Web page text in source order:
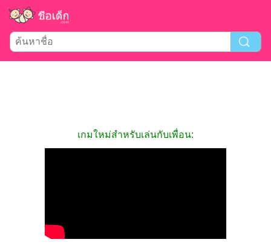
เกมใหม่สำหรับเล่นกับเพื่อน: